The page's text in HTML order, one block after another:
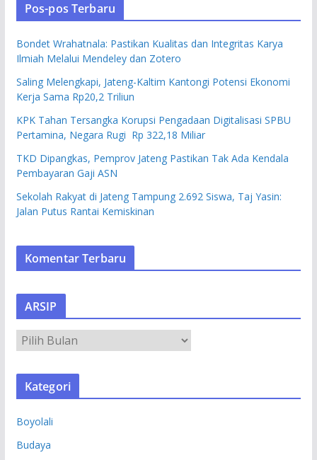
Pos-pos Terbaru
Bondet Wrahatnala: Pastikan Kualitas dan Integritas Karya
Ilmiah Melalui Mendeley dan Zotero
Saling Melengkapi, Jateng-Kaltim Kantongi Potensi Ekonomi
Kerja Sama Rp20,2 Triliun
KPK Tahan Tersangka Korupsi Pengadaan Digitalisasi SPBU
Pertamina, Negara Rugi Rp 322,18 Miliar
TKD Dipangkas, Pemprov Jateng Pastikan Tak Ada Kendala
Pembayaran Gaji ASN
Sekolah Rakyat di Jateng Tampung 2.692 Siswa, Taj Yasin:
Jalan Putus Rantai Kemiskinan
Komentar Terbaru
ARSIP
R
S
Kategori
Boyolali
Budaya